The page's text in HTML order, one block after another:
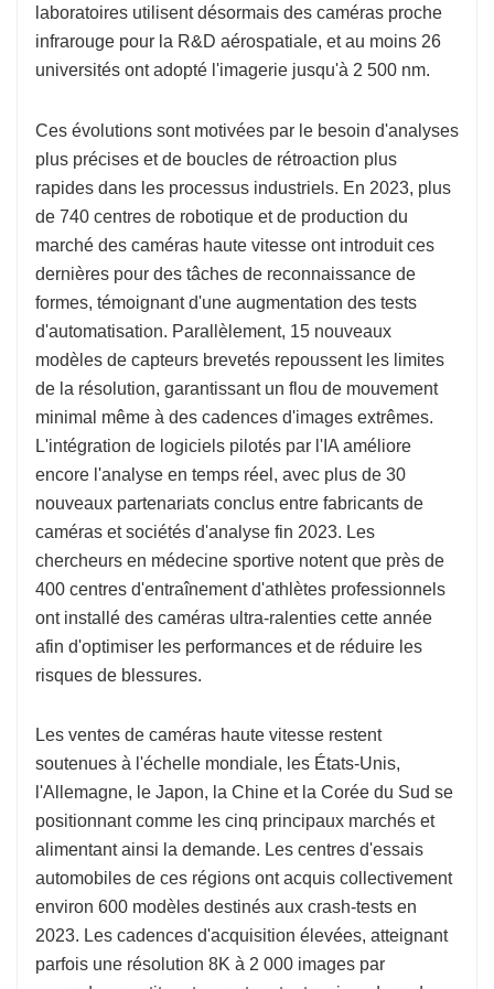
laboratoires utilisent désormais des caméras proche
infrarouge pour la R&D aérospatiale, et au moins 26
universités ont adopté l'imagerie jusqu'à 2 500 nm.
Ces évolutions sont motivées par le besoin d'analyses
plus précises et de boucles de rétroaction plus
rapides dans les processus industriels. En 2023, plus
de 740 centres de robotique et de production du
marché des caméras haute vitesse ont introduit ces
dernières pour des tâches de reconnaissance de
formes, témoignant d'une augmentation des tests
d'automatisation. Parallèlement, 15 nouveaux
modèles de capteurs brevetés repoussent les limites
de la résolution, garantissant un flou de mouvement
minimal même à des cadences d'images extrêmes.
L'intégration de logiciels pilotés par l'IA améliore
encore l'analyse en temps réel, avec plus de 30
nouveaux partenariats conclus entre fabricants de
caméras et sociétés d'analyse fin 2023. Les
chercheurs en médecine sportive notent que près de
400 centres d'entraînement d'athlètes professionnels
ont installé des caméras ultra-ralenties cette année
afin d'optimiser les performances et de réduire les
risques de blessures.
Les ventes de caméras haute vitesse restent
soutenues à l'échelle mondiale, les États-Unis,
l'Allemagne, le Japon, la Chine et la Corée du Sud se
positionnant comme les cinq principaux marchés et
alimentant ainsi la demande. Les centres d'essais
automobiles de ces régions ont acquis collectivement
environ 600 modèles destinés aux crash-tests en
2023. Les cadences d'acquisition élevées, atteignant
parfois une résolution 8K à 2 000 images par